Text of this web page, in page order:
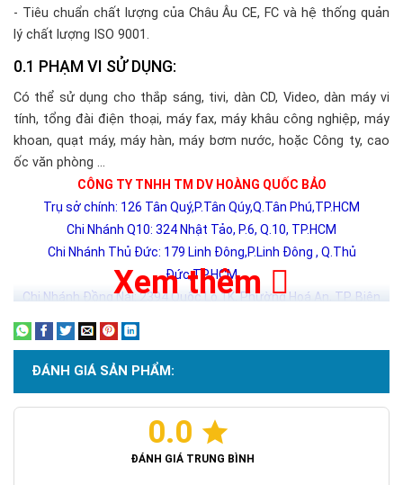
- Tiêu chuẩn chất lượng của Châu Âu CE, FC và hệ thống quản
lý chất lượng ISO 9001.
PHẠM VI SỬ DỤNG:
Có thể sử dụng cho thắp sáng, tivi, dàn CD, Video, dàn máy vi
tính, tổng đài điện thoại, máy fax, máy khâu công nghiệp, máy
khoan, quạt máy, máy hàn, máy bơm nước, hoặc Công ty, cao
ốc văn phòng …
CÔNG TY TNHH TM DV HOÀNG QUỐC BẢO
Trụ sở chính: 126 Tân Quý,P.Tân Qúy,Q.Tân Phú,TP.HCM
Chi Nhánh Q10: 324 Nhật Tảo, P.6, Q.10, TP.HCM
Chi Nhánh Thủ Đức: 179 Linh Đông,P.Linh Đông , Q.Thủ
Đức,TP.HCM
Chi Nhánh Đồng Nai: 2394 Quốc Lộ 1K, Phường Hoá An, TP. Biên
Chi Nhánh BR-VT: 477 Cách Mạng Tháng 8, P.Phước Nguyên, TP.
Bà Rịa, Vũng Tàu
Hoàng Mai - Hà Nội.
ĐT: 09153 77770 - 08.66.795.795
Xem thêm
ĐÁNH GIÁ SẢN PHẨM:
0.0
ĐÁNH GIÁ TRUNG BÌNH